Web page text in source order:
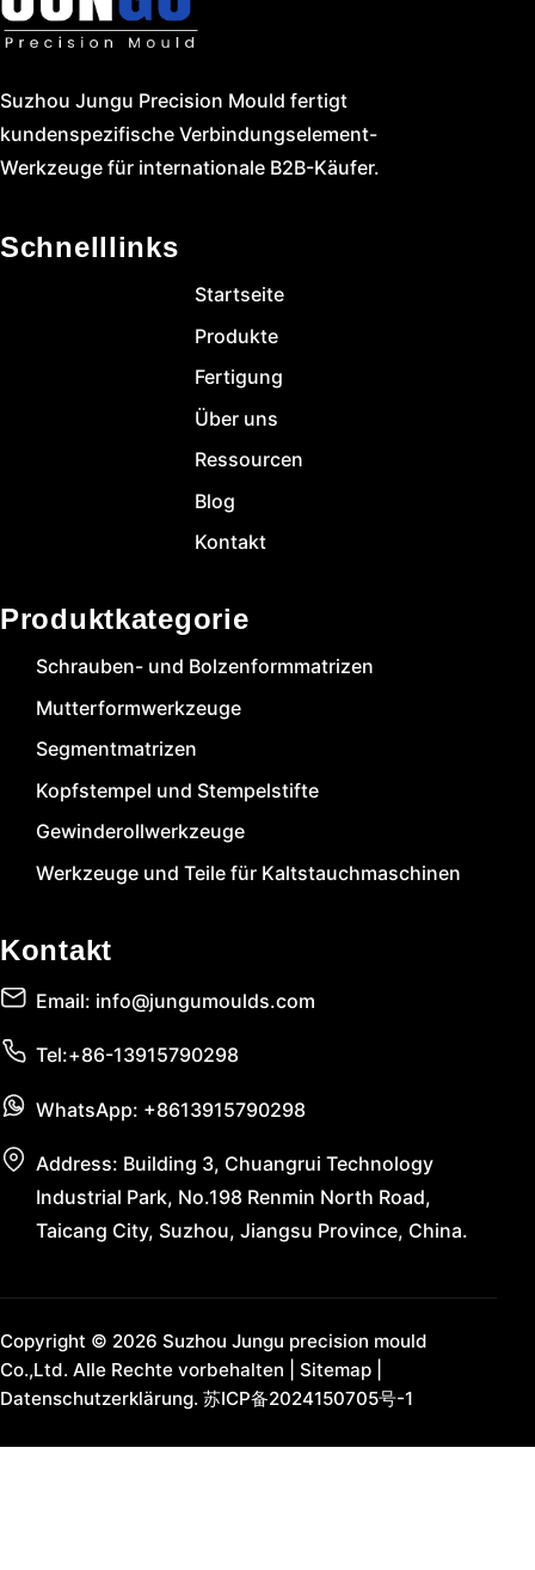
Suzhou Jungu Precision Mould fertigt
kundenspezifische Verbindungselement-
Werkzeuge für internationale B2B-Käufer.
Schnelllinks
Startseite
Produkte
Fertigung
Über uns
Ressourcen
Blog
Kontakt
Produktkategorie
Schrauben- und Bolzenformmatrizen
Mutterformwerkzeuge
Segmentmatrizen
Kopfstempel und Stempelstifte
Gewinderollwerkzeuge
Werkzeuge und Teile für Kaltstauchmaschinen
Kontakt
Email: info@jungumoulds.com
Tel:+86-13915790298
WhatsApp: +8613915790298
Address: Building 3, Chuangrui Technology
Industrial Park, No.198 Renmin North Road,
Taicang City, Suzhou, Jiangsu Province, China.
Copyright © 2026 Suzhou Jungu precision mould
Co.,Ltd. Alle Rechte vorbehalten | Sitemap
Datenschutzerklärung. 苏ICP备2024150705号-1